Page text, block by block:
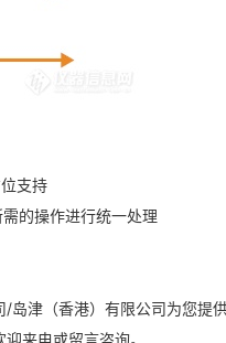
支持
的操作进行统一处理
岛津（香港）有限公司为您提
来电或留言咨询。